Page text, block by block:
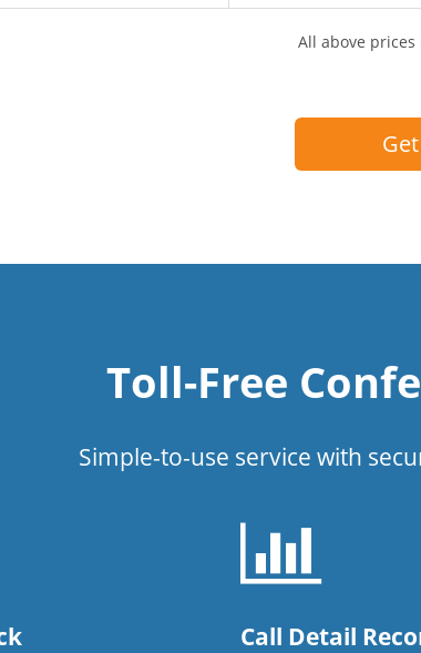
All above
Toll-Free
Simple-to-use service with
Call Detail